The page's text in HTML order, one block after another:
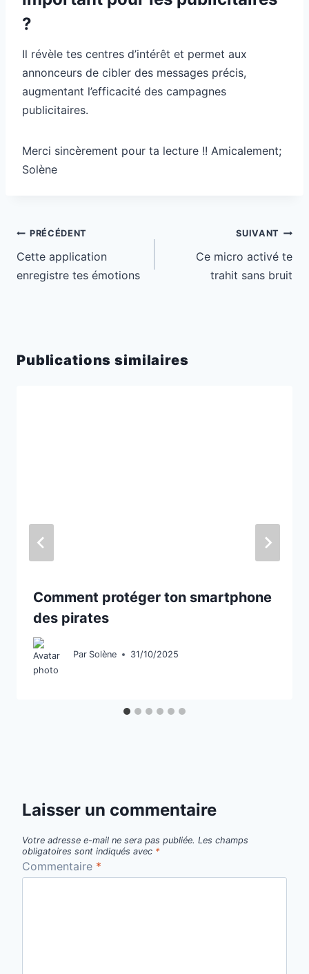
?
Il révèle tes centres d’intérêt et permet aux
annonceurs de cibler des messages précis,
augmentant l’efficacité des campagnes
publicitaires.
Merci sincèrement pour ta lecture !! Amicalement;
Solène
Navigation
de
l’article
PRÉCÉDENT
Cette application
enregistre tes émotions
SUIVANT
Ce micro activé te
trahit sans bruit
Publications similaires
Comment protéger ton smartphone
des pirates
Par Solène 31/10/2025
Laisser un commentaire
Votre adresse e-mail ne sera pas publiée. Les champs
obligatoires sont indiqués avec *
Commentaire *